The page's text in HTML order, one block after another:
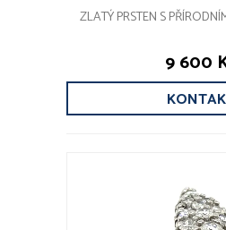
ZLATÝ PRSTEN S
9 600